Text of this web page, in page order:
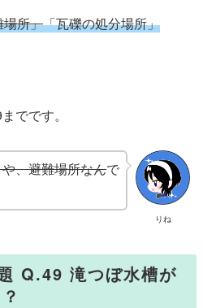
場所」「瓦礫の処分場所」
でです。
りね
、避難場所なんで
Q.49 滝つぼ水槽が